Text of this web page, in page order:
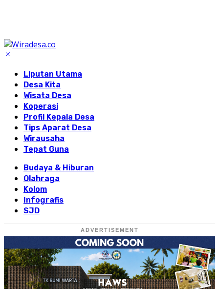
Liputan Utama
Desa Kita
Wisata Desa
Koperasi
Profil Kepala Desa
Tips Aparat Desa
Wirausaha
Tepat Guna
Budaya & Hiburan
Olahraga
Kolom
Infografis
SJD
ADVERTISEMENT